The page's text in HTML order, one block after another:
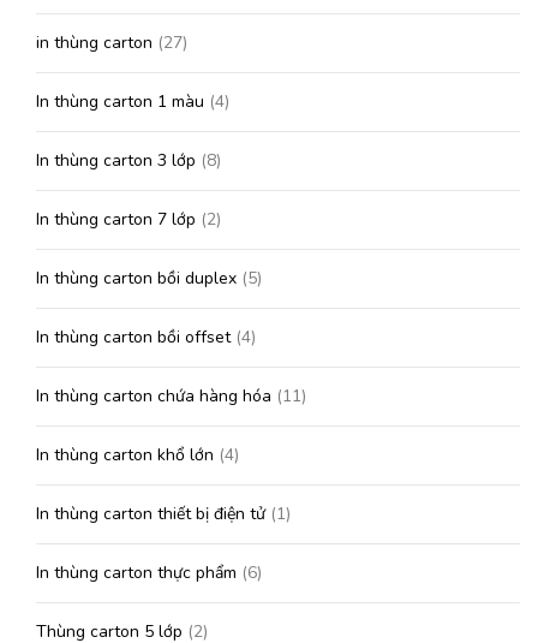
in thùng carton (27)
In thùng carton 1 màu (4)
In thùng carton 3 lớp (8)
In thùng carton 7 lớp (2)
In thùng carton bồi duplex (5)
In thùng carton bồi offset(4)
In thùng carton chứa hàng hóa (11)
In thùng carton khổ lớn (4)
In thùng carton thiết bị điện tử(1)
In thùng carton thực phẩm (6)
Thùng carton 5 lớp (2)